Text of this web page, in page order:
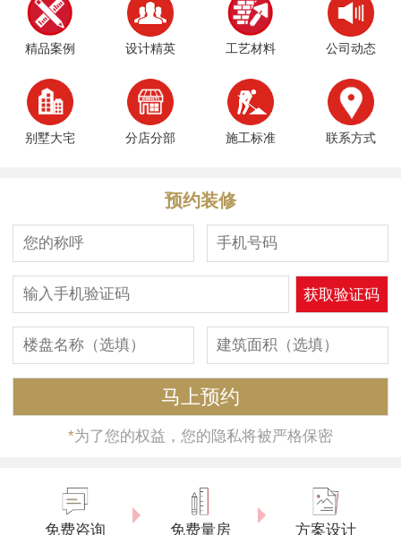
精品案例 设计精英 工艺材料 公司动态
别墅大宅 分店分部 施工标准 联系方式
预约装修
*为了您的权益，您的隐私将被严格保密
免费咨询 免费量房 方案设计